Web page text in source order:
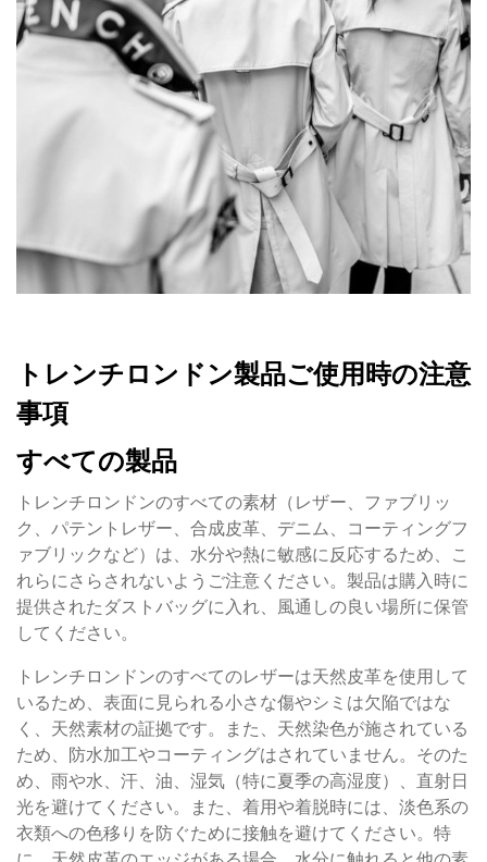
トレンチロンドン製品ご使用時の注意
事項
すべての製品
トレンチロンドンのすべての素材（レザー、ファブリッ
ク、パテントレザー、合成皮革、デニム、コーティングフ
ァブリックなど）は、水分や熱に敏感に反応するため、こ
れらにさらされないようご注意ください。製品は購入時に
提供されたダストバッグに入れ、風通しの良い場所に保管
してください。
トレンチロンドンのすべてのレザーは天然皮革を使用して
いるため、表面に見られる小さな傷やシミは欠陥ではな
く、天然素材の証拠です。また、天然染色が施されている
ため、防水加工やコーティングはされていません。そのた
め、雨や水、汗、油、湿気（特に夏季の高湿度）、直射日
光を避けてください。また、着用や着脱時には、淡色系の
衣類への色移りを防ぐために接触を避けてください。特